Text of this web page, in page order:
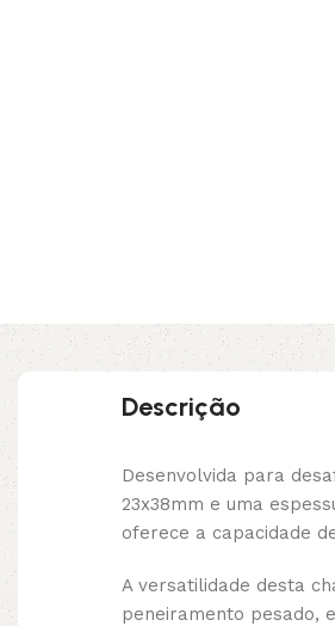
Descrição
Desenvolvida para
23x38mm e uma
oferece a capacidade
A versatilidade desta
peneiramento pesado,